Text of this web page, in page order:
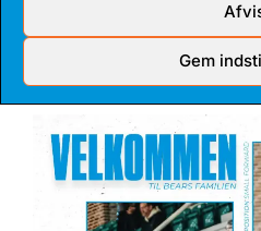
Gem
Den 185 cm høje
har indgået en 1-årig aftale